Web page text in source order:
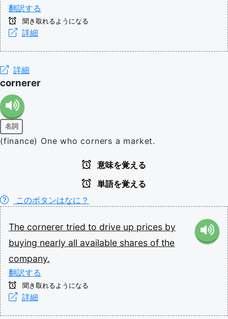
翻訳する
聞き取れるようになる
詳細
詳細
cornerer
名詞
(finance) One who corners a market.
意味を覚える
単語を覚える
このボタンはなに？
The cornerer tried to drive up prices by
buying nearly all available shares of the
company.
翻訳する
聞き取れるようになる
詳細